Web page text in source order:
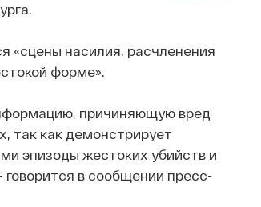
«сцены насилия, расчленения
форме».
причиняющую вред
так как демонстрирует
эпизоды жестоких убийств и
в сообщении пресс-